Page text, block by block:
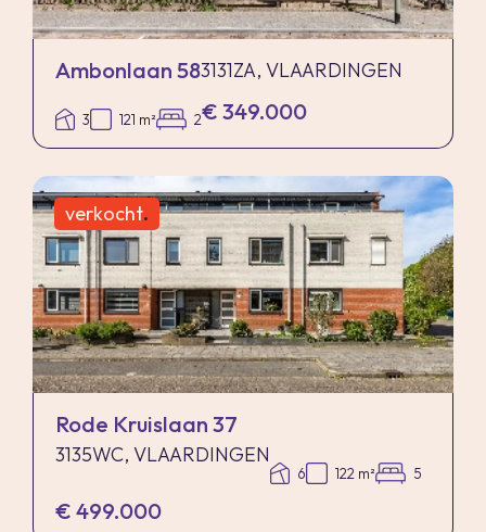
Ambonlaan 583131ZA, VLAARDINGEN
3 121 m² 2€ 349.000
verkocht.
Rode Kruislaan 37
3135WC, VLAARDINGEN
6 122 m² 5
€ 499.000